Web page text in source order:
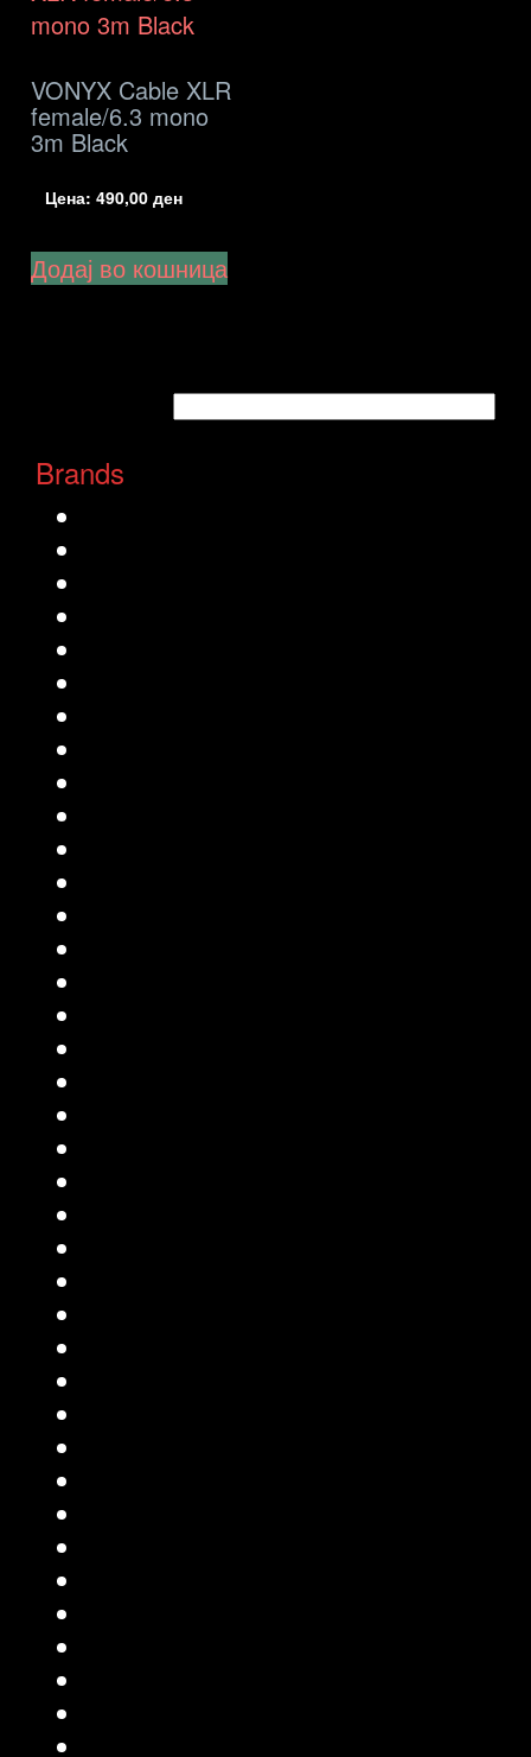
VONYX Cable XLR
female/6.3 mono
3m Black
Цена: 490,00 ден
Додај во кошница
Brands